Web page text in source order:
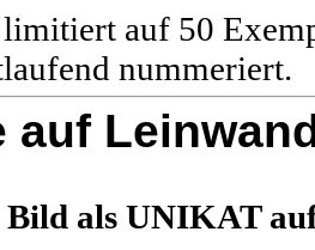
auf 50
nummeriert.
auf
Bild als UNIKAT